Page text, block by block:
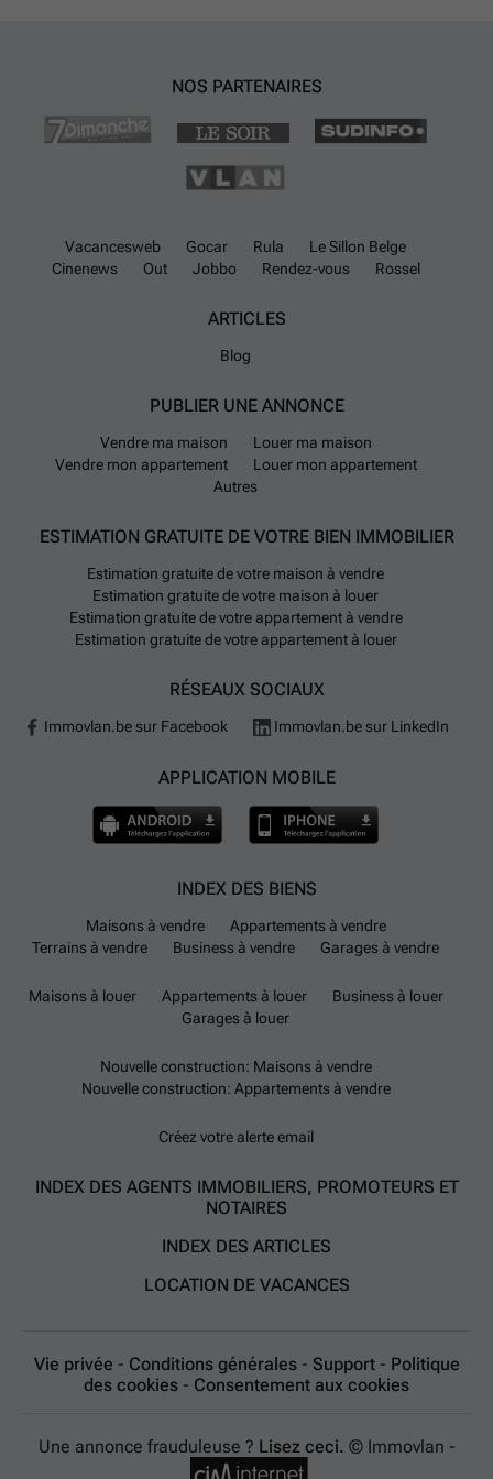
NOS PARTENAIRES
Vacancesweb Gocar Rula
Le Sillon Belge
Cinenews
Out Jobbo Rendez-vous Rossel
ARTICLES
Blog
PUBLIER UNE ANNONCE
Vendre ma maison
Louer ma maison
Vendre mon appartement
Louer mon appartement
Autres
ESTIMATION GRATUITE DE VOTRE BIEN IMMOBILIER
Estimation gratuite de votre maison à vendre
Estimation gratuite de votre maison à louer
Estimation gratuite de votre appartement à vendre
Estimation gratuite de votre appartement à louer
RÉSEAUX SOCIAUX
Immovlan.be sur Facebook Immovlan.be sur LinkedIn
APPLICATION MOBILE
INDEX DES BIENS
Maisons à vendre
Appartements à vendre
Terrains à vendre
Business à vendre Garages à vendre
Maisons à louer Appartements à louer
Business à louer
Garages à louer
Nouvelle construction: Maisons à vendre
Nouvelle construction: Appartements à vendre
Créez votre alerte email
INDEX DES AGENTS IMMOBILIERS, PROMOTEURS ET
NOTAIRES
INDEX DES ARTICLES
LOCATION DE VACANCES
Vie privée - Conditions générales - Support - Politique
des cookies - Consentement aux cookies
Une annonce frauduleuse ? Lisez ceci. © Immovlan -